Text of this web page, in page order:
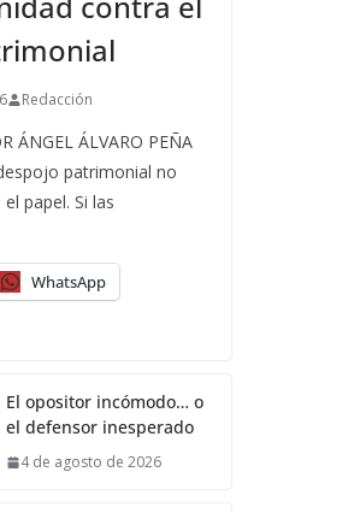
Redacción
ÁNGEL ÁLVARO PEÑA
patrimonial no
papel. Si las
WhatsApp
El opositor incómodo… o
el defensor inesperado
4 de agosto de 2026